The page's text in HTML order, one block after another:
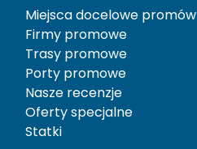
Miejsca docelowe promów
Firmy promowe
Trasy promowe
Porty promowe
Nasze recenzje
Oferty specjalne
Statki